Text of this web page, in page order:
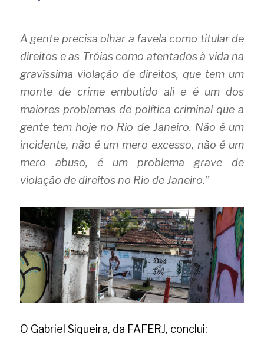
A gente precisa olhar a favela como titular de
direitos e as Tróias como atentados à vida na
gravíssima violação de direitos, que tem um
monte de crime embutido ali e é um dos
maiores problemas de política criminal que a
gente tem hoje no Rio de Janeiro. Não é um
incidente, não é um mero excesso, não é um
mero abuso, é um problema grave de
violação de direitos no Rio de Janeiro.”
O Gabriel Siqueira, da FAFERJ, conclui: